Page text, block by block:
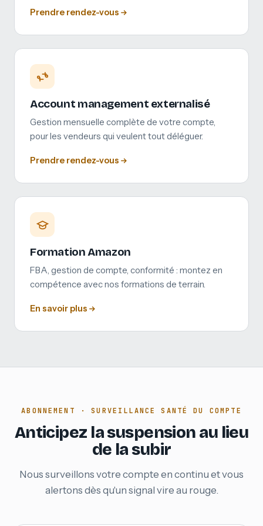
Prendre rendez-vous
Account management externalisé
Gestion mensuelle complète de votre compte,
pour les vendeurs qui veulent tout déléguer.
Prendre rendez-vous
Formation Amazon
FBA, gestion de compte, conformité : montez en
compétence avec nos formations de terrain.
En savoir plus
ABONNEMENT · SURVEILLANCE SANTÉ DU COMPTE
Anticipez la suspension au lieu
de la subir
Nous surveillons votre compte en continu et vous
alertons dès qu'un signal vire au rouge.